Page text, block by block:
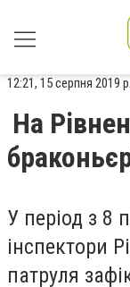
12:21, 15 серпня 2019 р.
На
У період з 8
інспектори
патруля